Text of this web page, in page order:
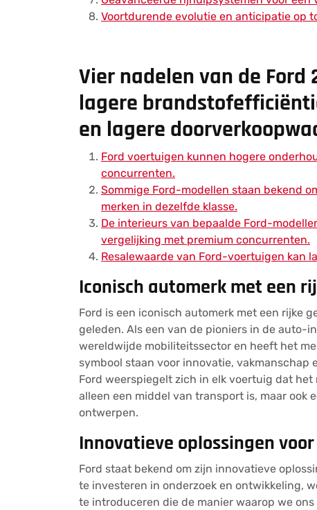
Voortdurende evolutie en anticipatie op
Vier nadelen van de Ford
lagere
en lagere
Ford voertuigen kunnen hogere
concurrenten.
Sommige Ford-modellen staan bekend
merken in dezelfde klasse.
De interieurs van bepaalde Ford-
vergelijking met premium concurrenten.
Resalewaarde van Ford-voertuigen kan
Iconisch automerk met een
Ford is een iconisch automerk met een rijke
geleden. Als een van de pioniers in de auto-
wereldwijde mobiliteitssector en heeft het
symbool staan voor innovatie,
Ford weerspiegelt zich in elk voertuig dat
alleen een middel van transport is, maar ook
ontwerpen.
Innovatieve oplossingen
Ford staat bekend om zijn innovatieve
te investeren in onderzoek en ontwikkeling,
te introduceren die de manier waarop we